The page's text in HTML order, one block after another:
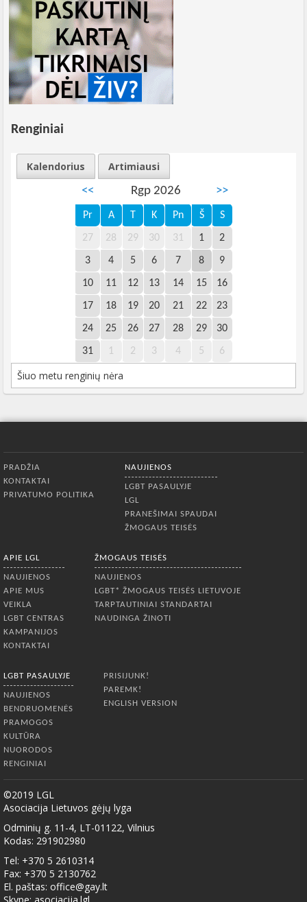
Renginiai
Kalendorius
Artimiausi
<<
Rgp 2026 >>
Pr A T K Pn Š S
27 28 29 30 31 1 2
3 4 5 6 7 8 9
10 11 12 13 14 15 16
17 18 19 20 21 22 23
24 25 26 27 28 29 30
31 1 2 3 4 5 6
Šiuo metu renginių nėra
PRADŽIA
KONTAKTAI
PRIVATUMO POLITIKA
NAUJIENOS
LGBT PASAULYJE
LGL
PRANEŠIMAI SPAUDAI
ŽMOGAUS TEISĖS
APIE LGL
NAUJIENOS
APIE MUS
VEIKLA
LGBT CENTRAS
KAMPANIJOS
KONTAKTAI
ŽMOGAUS TEISĖS
NAUJIENOS
LGBT* ŽMOGAUS TEISĖS LIETUVOJE
TARPTAUTINIAI STANDARTAI
NAUDINGA ŽINOTI
LGBT PASAULYJE
NAUJIENOS
BENDRUOMENĖS
PRAMOGOS
KULTŪRA
NUORODOS
RENGINIAI
PRISIJUNK!
PAREMK!
ENGLISH VERSION
©2019 LGL
Asociacija Lietuvos gėjų lyga
Odminių g. 11-4, LT-01122, Vilnius
Kodas: 291902980
Tel: +370 5 2610314
Fax: +370 5 2130762
El. paštas: office@gay.lt